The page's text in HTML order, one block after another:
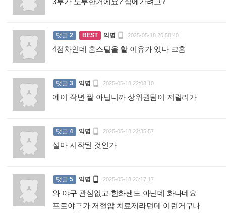
댓글 2 BEST 익명  2025-05-18 20:58:40
4점차인데 홈스틸을 할 이유가 있나 크흠
댓글 3 익명  2025-05-18 22:08:10
에이 작년 짤 아닙니까 상위권팀이 저럴리가
댓글 4 익명  2025-05-18 22:35:57
설마 시작된 것인가
댓글 5 익명  2025-05-18 23:17:17
와 야구 관심없고 한화팬도 아닌데 화나네요
프로야구가 저혈압 치료제라던데 이런거구나